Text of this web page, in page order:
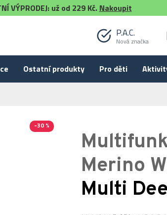
VÝPRODEJ: už od 229 Kč. Nakoupit
P.A.C.
Nová značka
Ostatní produkty Pro děti
-30 %
Merino
Multi